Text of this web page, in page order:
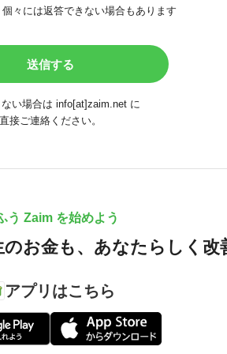
々には返答できない場合もあります
い場合は info[at]zaim.net に
直接ご連絡ください。
う Zaim を始めよう
お金も、 あなたらしく改
アプリはこちら